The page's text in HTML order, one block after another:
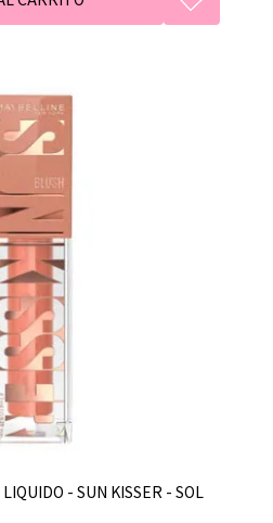
- SUN KISSER - SOL